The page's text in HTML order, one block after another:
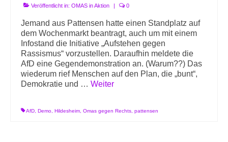
Veröffentlicht in: OMAS in Aktion | 0
Jemand aus Pattensen hatte einen Standplatz auf
dem Wochenmarkt beantragt, auch um mit einem
Infostand die Initiative „Aufstehen gegen
Rassismus“ vorzustellen. Daraufhin meldete die
AfD eine Gegendemonstration an. (Warum??) Das
wiederum rief Menschen auf den Plan, die „bunt“,
Demokratie und … Weiter
AfD Demo Hildesheim Omas gegen Rechts pattensen